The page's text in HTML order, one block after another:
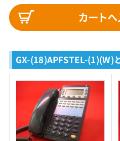
GX-(18)APFSTEL-(1)(W)